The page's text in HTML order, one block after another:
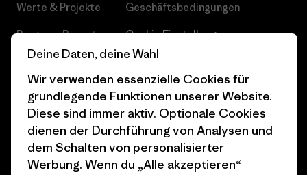
Werte & Projekte
Progress Report
Business Unusual
Klimaziele
1% For The Planet
Wie wir finanzieren
Geschenkgutscheine
Geschäftsbedingungen
Cookie Einstellungen
Karriere
Pressekontakt
Industry program
Affiliate-Programm
Patagonia Österreich
Deine Daten, deine Wahl
Wir verwenden essenzielle Cookies für
grundlegende Funktionen unserer Website.
Diese sind immer aktiv. Optionale Cookies
dienen der Durchführung von Analysen und
dem Schalten von personalisierter
Werbung. Wenn du „Alle akzeptieren“